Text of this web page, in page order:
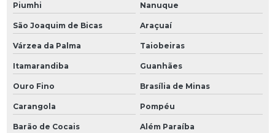
Piumhi Nanuque
São Joaquim de Bicas Araçuaí
Várzea da Palma Taiobeiras
Itamarandiba Guanhães
Ouro Fino Brasília de Minas
Carangola Pompéu
Barão de Cocais Além Paraíba